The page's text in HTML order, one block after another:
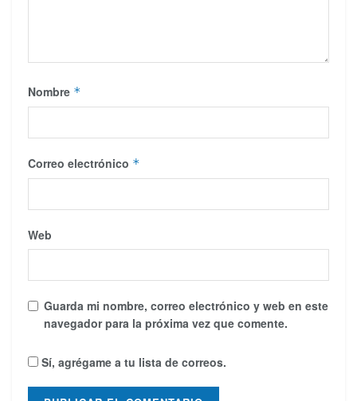
Nombre *
Correo electrónico *
Web
Guarda mi nombre, correo electrónico y web en este
navegador para la próxima vez que comente.
Sí, agrégame a tu lista de correos.